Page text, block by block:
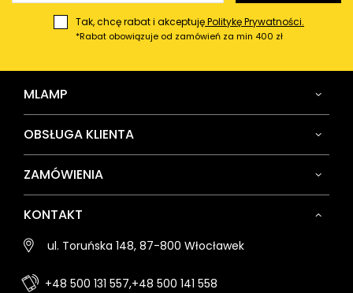
Tak, chcę rabat i akceptujęPolitykę Prywatności.
*Rabat obowiązuje od zamówień za min 400 zł
MLAMP
OBSŁUGA KLIENTA
ZAMÓWIENIA
KONTAKT
ul. Toruńska 148, 87-800 Włocławek
+48 500 131 557,+48 500 141 558